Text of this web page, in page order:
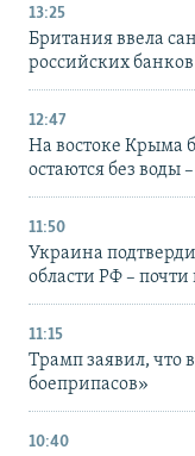
13:25
Британия ввела
российских
12:47
На востоке Крыма
остаются без
11:50
Украина
области РФ –
11:15
Трамп заявил, что
боеприпасов»
10:40